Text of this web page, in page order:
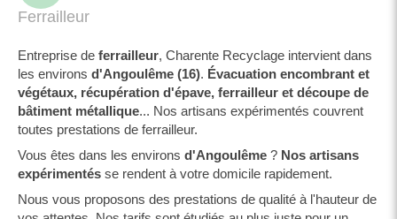
Ferrailleur
Entreprise de ferrailleur, Charente Recyclage intervient dans
les environs d'Angoulême (16). Évacuation encombrant et
végétaux, récupération d'épave, ferrailleur et découpe de
bâtiment métallique... Nos artisans expérimentés couvrent
toutes prestations de ferrailleur.
Vous êtes dans les environs d'Angoulême ? Nos artisans
expérimentés se rendent à votre domicile rapidement.
Nous vous proposons des prestations de qualité à l'hauteur de